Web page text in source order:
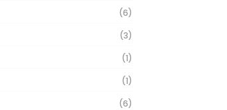
(6)
(3)
(1)
(1)
(6)